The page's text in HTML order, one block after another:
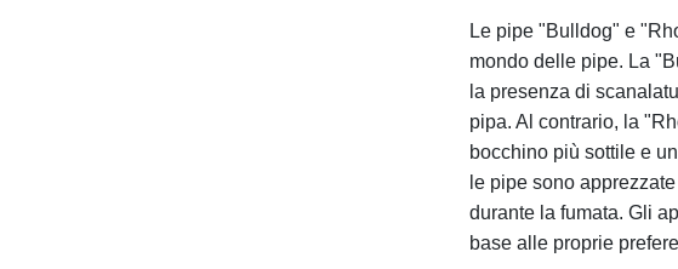
Le pipe "Bulldog" e
mondo delle pipe. La
la presenza di
pipa. Al contrario, la
bocchino più sottile e
le pipe sono
durante la fumata. Gli
base alle proprie